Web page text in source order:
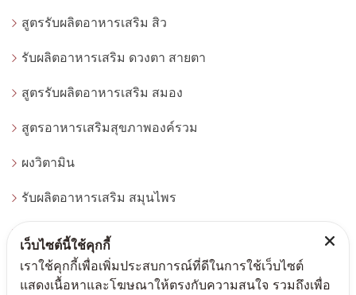
สูตรรับผลิตอาหารเสริม สิว
รับผลิตอาหารเสริม ดวงตา สายตา
สูตรรับผลิตอาหารเสริม สมอง
สูตรอาหารเสริมสุขภาพองค์รวม
ผงวิตามิน
รับผลิตอาหารเสริม สมุนไพร
สูตรผลิตภัณฑ์เพื่อสุขภาพ - Wellness Being
สูตรอาหารเสริม ชงดื่ม น้ำหนัก
เว็บไซต์นี้ใช้คุกกี้
เราใช้คุกกี้เพื่อเพิ่มประสบการณ์ที่ดีในการใช้เว็บไซต์
แสดงเนื้อหาและโฆษณาให้ตรงกับความสนใจ รวมถึงเพื่อ